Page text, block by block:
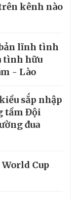
kênh nào
lĩnh tình
tình hữu
- Lào
sắp nhập
tầm Đội
đua
Cup